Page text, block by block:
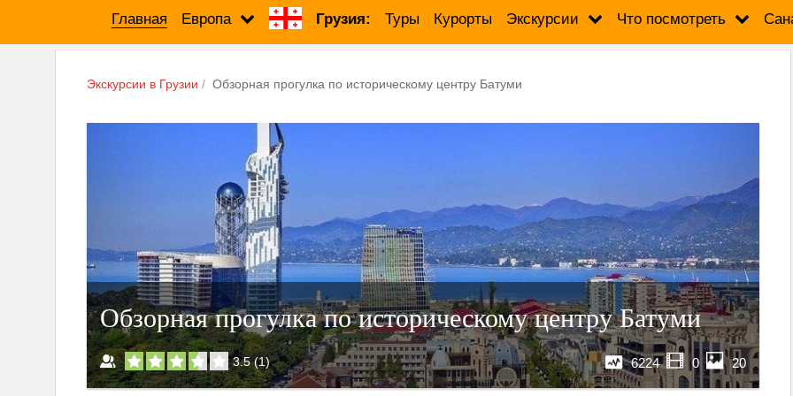
Главная Европа Грузия: Туры Курорты Экскурсии Что посмотреть
Экскурсии в Грузии Обзорная прогулка по историческому центру Батуми
Обзорная прогулка по историческому центру Батуми
3.5(1) 6224 0 20